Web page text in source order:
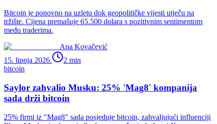
Bitcoin je ponovno na uzletu dok geopolitičke vijesti utječu na
tržište. Cijena premašuje 65.500 dolara s pozitivnim sentimentom
među traderima.
Ana Kovačević
15. lipnja 2026.
2 min
bitcoin
Saylor zahvalio Musku: 25% 'Mag8' kompanija
sada drži bitcoin
25% firmi iz "Mag8" sada posjeduje bitcoin, zahvaljujući influenciji